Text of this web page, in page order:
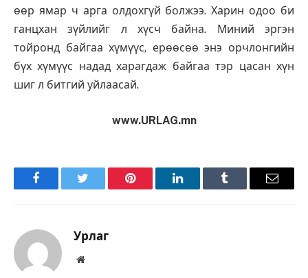
өөр ямар ч арга олдохгүй болжээ. Харин одоо би
ганцхан зүйлийг л хүсч байна. Миний эргэн
тойронд байгаа хүмүүс, ерөөсөө энэ орчлонгийн
бүх хүмүүс надад харагдаж байгаа тэр цасан хүн
шиг л битгий уйлаасай.
www.URLAG.mn
FacebookTwitter Pinterest LinkedInTumblr Имэйл
Урлаг
Вэбсайт